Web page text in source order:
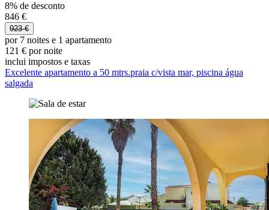
8% de desconto
846 €
923 €
por 7 noites e 1 apartamento
121 € por noite
inclui impostos e taxas
Excelente apartamento a 50 mtrs.praia c/vista mar, piscina água
salgada